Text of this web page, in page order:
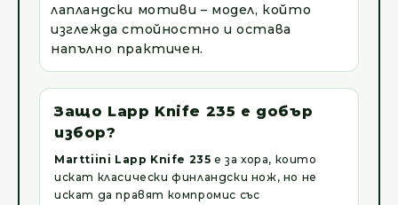
лапландски мотиви – модел, който
изглежда стойностно и остава
напълно практичен.
Защо Lapp Knife 235 е добър
избор?
Marttiini Lapp Knife 235 е за хора, които
искат класически финландски нож, но не
искат да правят компромис със